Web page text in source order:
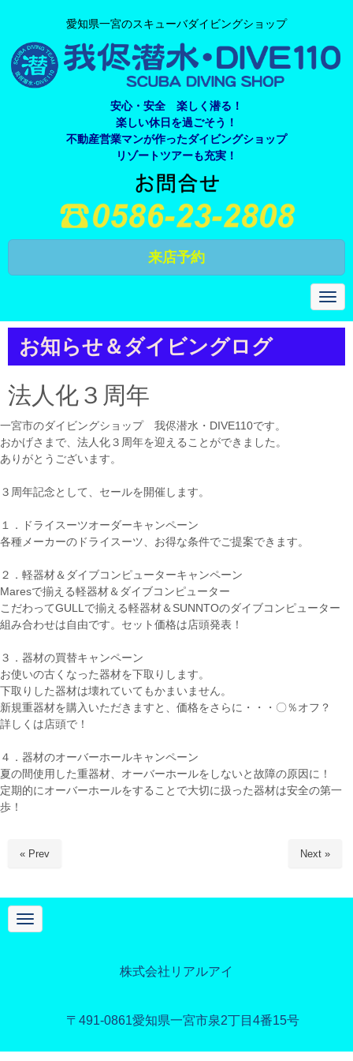
愛知県一宮のスキューバダイビングショップ
安心・安全 楽しく潜る！
楽しい休日を過ごそう！
不動産営業マンが作ったダイビングショップ
リゾートツアーも充実！
来店予約
N
a
v
お知らせ＆ダイビングログ
法人化３周年
一宮市のダイビングショップ 我侭潜水・DIVE110です。
おかげさまで、法人化３周年を迎えることができました。
ありがとうございます。
３周年記念として、セールを開催します。
１．ドライスーツオーダーキャンペーン
各種メーカーのドライスーツ、お得な条件でご提案できます。
２．軽器材＆ダイブコンピューターキャンペーン
Maresで揃える軽器材＆ダイブコンピューター
こだわってGULLで揃える軽器材＆SUNNTOのダイブコンピューター
組み合わせは自由です。セット価格は店頭発表！
３．器材の買替キャンペーン
お使いの古くなった器材を下取りします。
下取りした器材は壊れていてもかまいません。
新規重器材を購入いただきますと、価格をさらに・・・〇％オフ？
詳しくは店頭で！
４．器材のオーバーホールキャンペーン
夏の間使用した重器材、オーバーホールをしないと故障の原因に！
定期的にオーバーホールをすることで大切に扱った器材は安全の第一
歩！
« Prev Next »
N
a
株式会社リアルアイ
〒491-0861愛知県一宮市泉2丁目4番15号